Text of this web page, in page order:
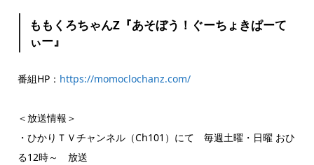
ももくろちゃんZ『あそぼう！ぐーちょきぱーて
ぃー』
番組HP： https://momoclochanz.com/
＜放送情報＞
・ひかりＴＶチャンネル（Ch101）にて 毎週土曜・日曜 おひ
る12時～ 放送